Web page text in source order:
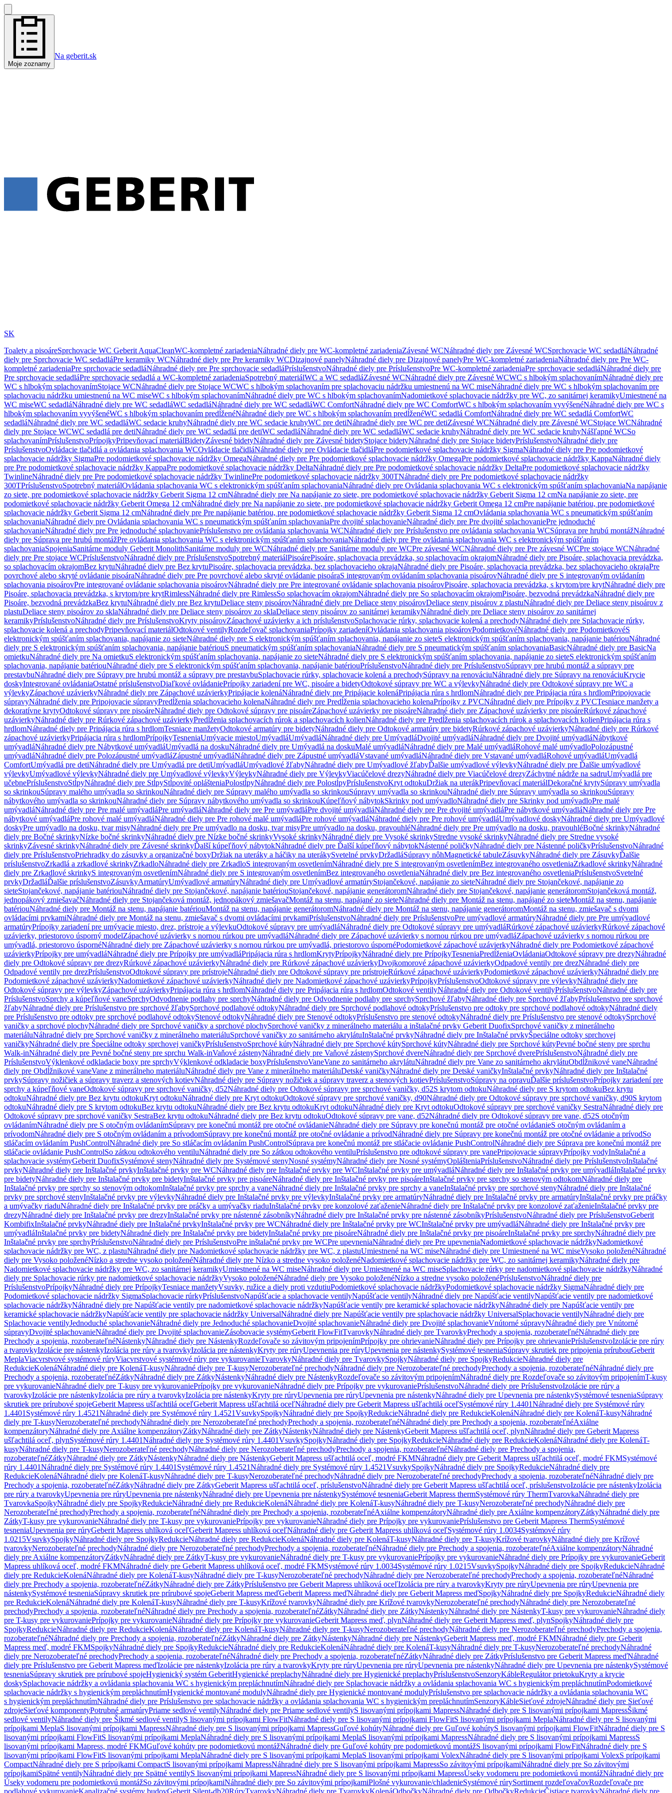
Moje zoznamy
Na geberit.sk
SK
Toalety a pisoáreSprchovacie WC Geberit AquaCleanWC-kompletné zariadeniaNáhradné diely pre WC-kompletné zariadeniaZávesné WCNáhradné diely pre Závesné WCSprchovacie WC sedadláNáhradné
diely pre Sprchovacie WC sedadláPre keramiky WCNáhradné diely pre Pre keramiky WCDizajnové panelyNáhradné diely pre Dizajnové panelyPre WC-kompletné zariadeniaNáhradné diely pre Pre WC-
kompletné zariadeniaPre sprchovacie sedadláNáhradné diely pre Pre sprchovacie sedadláPríslušenstvoNáhradné diely pre PríslušenstvoPre WC-kompletné zariadeniaPre sprchovacie sedadláNáhradné diely pre
Pre sprchovacie sedadláPre sprchovacie sedadlá a WC-kompletné zariadeniaSpotrebný materiálWC a WC sedadláZávesné WCNáhradné diely pre Závesné WCWC s hlbokým splachovanímNáhradné diely pre
WC s hlbokým splachovanímStojace WCNáhradné diely pre Stojace WCWC s hlbokým splachovaním pre splachovaciu nádržku umiestnenú na WC miseNáhradné diely pre WC s hlbokým splachovaním pre
splachovaciu nádržku umiestnenú na WC miseWC s hlbokým splachovanímNáhradné diely pre WC s hlbokým splachovanímNadomietkové splachovacie nádržky pre WC, zo sanitárnej keramikyUmiestnené na
WC miseWC sedadláNáhradné diely pre WC sedadláWC sedadláNáhradné diely pre WC sedadláWC ComfortNáhradné diely pre WC ComfortWC s hlbokým splachovaním vyvýšenéNáhradné diely pre WC s
hlbokým splachovaním vyvýšenéWC s hlbokým splachovaním predĺženéNáhradné diely pre WC s hlbokým splachovaním predĺženéWC sedadlá ComfortNáhradné diely pre WC sedadlá ComfortWC
sedadláNáhradné diely pre WC sedadláWC sedacie kruhyNáhradné diely pre WC sedacie kruhyWC pre detiNáhradné diely pre WC pre detiZávesné WCNáhradné diely pre Závesné WCStojace WCNáhradné
diely pre Stojace WCWC sedadlá pre detiNáhradné diely pre WC sedadlá pre detiWC sedadláNáhradné diely pre WC sedadláWC sedacie kruhyNáhradné diely pre WC sedacie kruhyNášľapné WCSo
splachovanímPríslušenstvoPrípojkyPripevňovací materiálBidetyZávesné bidetyNáhradné diely pre Závesné bidetyStojace bidetyNáhradné diely pre Stojace bidetyPríslušenstvoNáhradné diely pre
PríslušenstvoOvládacie tlačidlá a ovládania splachovania WCOvládacie tlačidláNáhradné diely pre Ovládacie tlačidláPre podomietkové splachovacie nádržky SigmaNáhradné diely pre Pre podomietkové
splachovacie nádržky SigmaPre podomietkové splachovacie nádržky OmegaNáhradné diely pre Pre podomietkové splachovacie nádržky OmegaPre podomietkové splachovacie nádržky KappaNáhradné diely
pre Pre podomietkové splachovacie nádržky KappaPre podomietkové splachovacie nádržky DeltaNáhradné diely pre Pre podomietkové splachovacie nádržky DeltaPre podomietkové splachovacie nádržky
TwinlineNáhradné diely pre Pre podomietkové splachovacie nádržky TwinlinePre podomietkové splachovacie nádržky 300TNáhradné diely pre Pre podomietkové splachovacie nádržky
300TPríslušenstvoSpotrebný materiálOvládania splachovania WC s elektronickým spúšťaním splachovaniaNáhradné diely pre Ovládania splachovania WC s elektronickým spúšťaním splachovaniaNa napájanie
zo siete, pre podomietkové splachovacie nádržky Geberit Sigma 12 cmNáhradné diely pre Na napájanie zo siete, pre podomietkové splachovacie nádržky Geberit Sigma 12 cmNa napájanie zo siete, pre
podomietkové splachovacie nádržky Geberit Omega 12 cmNáhradné diely pre Na napájanie zo siete, pre podomietkové splachovacie nádržky Geberit Omega 12 cmPre napájanie batériou, pre podomietkové
splachovacie nádržky Geberit Sigma 12 cmNáhradné diely pre Pre napájanie batériou, pre podomietkové splachovacie nádržky Geberit Sigma 12 cmOvládania splachovania WC s pneumatickým spúšťaním
splachovaniaNáhradné diely pre Ovládania splachovania WC s pneumatickým spúšťaním splachovaniaPre dvojité splachovanieNáhradné diely pre Pre dvojité splachovaniePre jednoduché
splachovanieNáhradné diely pre Pre jednoduché splachovaniePríslušenstvo pre ovládania splachovania WCNáhradné diely pre Príslušenstvo pre ovládania splachovania WCSúprava pre hrubú montážNáhradné
diely pre Súprava pre hrubú montážPre ovládania splachovania WC s elektronickým spúšťaním splachovaniaNáhradné diely pre Pre ovládania splachovania WC s elektronickým spúšťaním
splachovaniaSpojeniaSanitárne moduly Geberit MonolithSanitárne moduly pre WCNáhradné diely pre Sanitárne moduly pre WCPre závesné WCNáhradné diely pre Pre závesné WCPre stojace WCNáhradné
diely pre Pre stojace WCPríslušenstvoNáhradné diely pre PríslušenstvoSpotrebný materiálPisoárePisoáre, splachovacia prevádzka, so splachovacím okrajomNáhradné diely pre Pisoáre, splachovacia prevádzka,
so splachovacím okrajomBez krytuNáhradné diely pre Bez krytuPisoáre, splachovacia prevádzka, bez splachovacieho okrajaNáhradné diely pre Pisoáre, splachovacia prevádzka, bez splachovacieho okrajaPre
povrchové alebo skryté ovládanie pisoáraNáhradné diely pre Pre povrchové alebo skryté ovládanie pisoáraS integrovaným ovládaním splachovania pisoárovNáhradné diely pre S integrovaným ovládaním
splachovania pisoárovPre integrované ovládanie splachovania pisoárovNáhradné diely pre Pre integrované ovládanie splachovania pisoárovPisoáre, splachovacia prevádzka, s krytom/pre krytNáhradné diely pre
Pisoáre, splachovacia prevádzka, s krytom/pre krytRimlessNáhradné diely pre RimlessSo splachovacím okrajomNáhradné diely pre So splachovacím okrajomPisoáre, bezvodná prevádzkaNáhradné diely pre
Pisoáre, bezvodná prevádzkaBez krytuNáhradné diely pre Bez krytuDeliace steny pisoárovNáhradné diely pre Deliace steny pisoárovDeliace steny pisoárov z plastuNáhradné diely pre Deliace steny pisoárov z
plastuDeliace steny pisoárov zo sklaNáhradné diely pre Deliace steny pisoárov zo sklaDeliace steny pisoárov zo sanitárnej keramikyNáhradné diely pre Deliace steny pisoárov zo sanitárnej
keramikyPríslušenstvoNáhradné diely pre PríslušenstvoKryty pisoárovZápachové uzávierky a ich príslušenstvoSplachovacie rúrky, splachovacie kolená a prechodyNáhradné diely pre Splachovacie rúrky,
splachovacie kolená a prechodyPripevňovací materiálOdtokové ventilyRozdeľovač splachovaniaPrípojky zariadeníOvládania splachovania pisoárovPodomietkovéNáhradné diely pre PodomietkovéS
elektronickým spúšťaním splachovania, napájanie zo sieteNáhradné diely pre S elektronickým spúšťaním splachovania, napájanie zo sieteS elektronickým spúšťaním splachovania, napájanie batériouNáhradné
diely pre S elektronickým spúšťaním splachovania, napájanie batériouS pneumatickým spúšťaním splachovaniaNáhradné diely pre S pneumatickým spúšťaním splachovaniaBasicNáhradné diely pre BasicNa
omietkuNáhradné diely pre Na omietkuS elektronickým spúšťaním splachovania, napájanie zo sieteNáhradné diely pre S elektronickým spúšťaním splachovania, napájanie zo sieteS elektronickým spúšťaním
splachovania, napájanie batériouNáhradné diely pre S elektronickým spúšťaním splachovania, napájanie batériouPríslušenstvoNáhradné diely pre PríslušenstvoSúpravy pre hrubú montáž a súpravy pre
prestavbuNáhradné diely pre Súpravy pre hrubú montáž a súpravy pre prestavbuSplachovacie rúrky, splachovacie kolená a prechodySúpravy na renováciuNáhradné diely pre Súpravy na renováciuKrycie
doskyIntegrované ovládaniaOstatné príslušenstvoDiaľkové ovládaniePrípojky zariadení pre WC, pisoáre a bidetyOdtokové súpravy pre WC a výlevkyNáhradné diely pre Odtokové súpravy pre WC a
výlevkyZápachové uzávierkyNáhradné diely pre Zápachové uzávierkyPripájacie kolenáNáhradné diely pre Pripájacie kolenáPripájacia rúra s hrdlomNáhradné diely pre Pripájacia rúra s hrdlomPripojovacie
súpravyNáhradné diely pre Pripojovacie súpravyPredĺženia splachovacieho kolenaNáhradné diely pre Predĺženia splachovacieho kolenaPrípojky z PVCNáhradné diely pre Prípojky z PVCTesniace manžety a
dekoratívne krytyOdtokové súpravy pre pisoáreNáhradné diely pre Odtokové súpravy pre pisoáreZápachové uzávierky pre pisoáreNáhradné diely pre Zápachové uzávierky pre pisoáreRúrkové zápachové
uzávierkyNáhradné diely pre Rúrkové zápachové uzávierkyPredĺženia splachovacích rúrok a splachovacích kolienNáhradné diely pre Predĺženia splachovacích rúrok a splachovacích kolienPripájacia rúra s
hrdlomNáhradné diely pre Pripájacia rúra s hrdlomTesniace manžetyOdtokové armatúry pre bidetyNáhradné diely pre Odtokové armatúry pre bidetyRúrkové zápachové uzávierkyNáhradné diely pre Rúrkové
zápachové uzávierkyPripájacia rúra s hrdlomPrípojkyTesneniaUmývacie miestoUmývadláUmývadláNáhradné diely pre UmývadláDvojité umývadláNáhradné diely pre Dvojité umývadláNábytkové
umývadláNáhradné diely pre Nábytkové umývadláUmývadlá na doskuNáhradné diely pre Umývadlá na doskuMalé umývadláNáhradné diely pre Malé umývadláRohové malé umývadloPolozápustné
umývadláNáhradné diely pre Polozápustné umývadláZápustné umývadláNáhradné diely pre Zápustné umývadláVstavané umývadláNáhradné diely pre Vstavané umývadláRohové umývadláUmývadlá
ComfortUmývadlá pre detiNáhradné diely pre Umývadlá pre detiUmývadláUmývadlové žľabyNáhradné diely pre Umývadlové žľabyĎalšie umývadlové výlevkyNáhradné diely pre Ďalšie umývadlové
výlevkyUmývadlové výlevkyNáhradné diely pre Umývadlové výlevkyVýlevkyNáhradné diely pre VýlevkyViacúčelové drezyNáhradné diely pre Viacúčelové drezyZáchytné nádrže na sadruUmývadlá pre
učebnePríslušenstvoStĺpyNáhradné diely pre StĺpyStĺpovité oplášteniaPolostĺpyNáhradné diely pre PolostĺpyPríslušenstvoKryt odtokuDržiak na uterákPripevňovací materiálDekoračné krytySúpravy umývadla
so skrinkouSúpravy malého umývadla so skrinkouNáhradné diely pre Súpravy malého umývadla so skrinkouSúpravy umývadla so skrinkouNáhradné diely pre Súpravy umývadla so skrinkouSúpravy
nábytkového umývadla so skrinkouNáhradné diely pre Súpravy nábytkového umývadla so skrinkouKúpeľňový nábytokSkrinky pod umývadloNáhradné diely pre Skrinky pod umývadloPre malé
umývadláNáhradné diely pre Pre malé umývadláPre umývadláNáhradné diely pre Pre umývadláPre dvojité umývadláNáhradné diely pre Pre dvojité umývadláPre nábytkové umývadláNáhradné diely pre Pre
nábytkové umývadláPre rohové malé umývadláNáhradné diely pre Pre rohové malé umývadláPre rohové umývadláNáhradné diely pre Pre rohové umývadláUmývadlové doskyNáhradné diely pre Umývadlové
doskyPre umývadlo na dosku, tvar misyNáhradné diely pre Pre umývadlo na dosku, tvar misyPre umývadlo na dosku, pravouhléNáhradné diely pre Pre umývadlo na dosku, pravouhléBočné skrinkyNáhradné
diely pre Bočné skrinkyNízke bočné skrinkyNáhradné diely pre Nízke bočné skrinkyVysoké skrinkyNáhradné diely pre Vysoké skrinkyStredne vysoké skrinkyNáhradné diely pre Stredne vysoké
skrinkyZávesné skrinkyNáhradné diely pre Závesné skrinkyĎalší kúpeľňový nábytokNáhradné diely pre Ďalší kúpeľňový nábytokNástenné poličkyNáhradné diely pre Nástenné poličkyPríslušenstvoNáhradné
diely pre PríslušenstvoPriehradky do zásuvky a organizačné boxyDržiak na uteráky a háčiky na uterákySvetelné prvkyDržadláSúpravy nôhMagnetické tabuleZásuvkyNáhradné diely pre ZásuvkyĎalšie
príslušenstvoZrkadlá a zrkadlové skrinkyZrkadloNáhradné diely pre ZrkadloS integrovaným osvetlenímNáhradné diely pre S integrovaným osvetlenímBez integrovaného osvetleniaZrkadlové skrinkyNáhradné
diely pre Zrkadlové skrinkyS integrovaným osvetlenímNáhradné diely pre S integrovaným osvetlenímBez integrovaného osvetleniaNáhradné diely pre Bez integrovaného osvetleniaPríslušenstvoSvetelné
prvkyDržadláĎalšie príslušenstvoZásuvkyArmatúryUmývadlové armatúryNáhradné diely pre Umývadlové armatúryStojančekové, napájanie zo sieteNáhradné diely pre Stojančekové, napájanie zo
sieteStojančekové, napájanie batériouNáhradné diely pre Stojančekové, napájanie batériouStojančekové, napájanie generátoromNáhradné diely pre Stojančekové, napájanie generátoromStojančeková montáž,
jednopákový zmiešavačNáhradné diely pre Stojančeková montáž, jednopákový zmiešavačMontáž na stenu, napájané zo sieteNáhradné diely pre Montáž na stenu, napájané zo sieteMontáž na stenu, napájanie
batériouNáhradné diely pre Montáž na stenu, napájanie batériouMontáž na stenu, napájanie generátoromNáhradné diely pre Montáž na stenu, napájanie generátoromMontáž na stenu, zmiešavač s dvomi
ovládacími prvkamiNáhradné diely pre Montáž na stenu, zmiešavač s dvomi ovládacími prvkamiPríslušenstvoNáhradné diely pre PríslušenstvoPre umývadlové armatúryNáhradné diely pre Pre umývadlové
armatúryPrípojky zariadení pre umývacie miesto, drez, prístroje a výlevkuOdtokové súpravy pre umývadláNáhradné diely pre Odtokové súpravy pre umývadláRúrkové zápachové uzávierkyRúrkové zápachové
uzávierky, priestorovo úsporný modelZápachové uzávierky s nornou rúrkou pre umývadláNáhradné diely pre Zápachové uzávierky s nornou rúrkou pre umývadláZápachové uzávierky s nornou rúrkou pre
umývadlá, priestorovo úspornéNáhradné diely pre Zápachové uzávierky s nornou rúrkou pre umývadlá, priestorovo úspornéPodomietkové zápachové uzávierkyNáhradné diely pre Podomietkové zápachové
uzávierkyPrípojky pre umývadláNáhradné diely pre Prípojky pre umývadláPripájacia rúra s hrdlomKrytyPrípojkyNáhradné diely pre PrípojkyTesneniaPredĺženiaOvládaniaOdtokové súpravy pre drezyNáhradné
diely pre Odtokové súpravy pre drezyRúrkové zápachové uzávierkyNáhradné diely pre Rúrkové zápachové uzávierkyDvojkomorové zápachové uzávierkyOdpadové ventily pre drezNáhradné diely pre
Odpadové ventily pre drezPríslušenstvoOdtokové súpravy pre prístrojeNáhradné diely pre Odtokové súpravy pre prístrojeRúrkové zápachové uzávierkyPodomietkové zápachové uzávierkyNáhradné diely pre
Podomietkové zápachové uzávierkyNadomietkové zápachové uzávierkyNáhradné diely pre Nadomietkové zápachové uzávierkyPrípojkyPríslušenstvoOdtokové súpravy pre výlevkyNáhradné diely pre
Odtokové súpravy pre výlevkyZápachové uzávierkyPripájacia rúra s hrdlomNáhradné diely pre Pripájacia rúra s hrdlomOdtokové ventilyNáhradné diely pre Odtokové ventilyPríslušenstvoNáhradné diely pre
PríslušenstvoSprchy a kúpeľňové vaneSprchyOdvodnenie podlahy pre sprchyNáhradné diely pre Odvodnenie podlahy pre sprchySprchové žľabyNáhradné diely pre Sprchové žľabyPríslušenstvo pre sprchové
žľabyNáhradné diely pre Príslušenstvo pre sprchové žľabySprchové podlahové odtokyNáhradné diely pre Sprchové podlahové odtokyPríslušenstvo pre odtoky pre sprchové podlahové odtokyNáhradné diely
pre Príslušenstvo pre odtoky pre sprchové podlahové odtokyStenové odtokyNáhradné diely pre Stenové odtokyPríslušenstvo pre stenové odtokyNáhradné diely pre Príslušenstvo pre stenové odtokySprchové
vaničky a sprchové plochyNáhradné diely pre Sprchové vaničky a sprchové plochySprchové vaničky z minerálneho materiálu a inštalačné prvky Geberit DuofixSprchové vaničky z minerálneho
materiáluNáhradné diely pre Sprchové vaničky z minerálneho materiáluSprchové vaničky zo sanitárneho akrylátuInštalačné prvkyNáhradné diely pre Inštalačné prvkyŠpeciálne odtoky sprchovej
vaničkyNáhradné diely pre Špeciálne odtoky sprchovej vaničkyPríslušenstvoSprchové kútyNáhradné diely pre Sprchové kútySprchové kútyNáhradné diely pre Sprchové kútyPevné bočné steny pre sprchu
Walk-inNáhradné diely pre Pevné bočné steny pre sprchu Walk-inVaňové zástenyNáhradné diely pre Vaňové zástenySprchové dvereNáhradné diely pre Sprchové dverePríslušenstvoNáhradné diely pre
PríslušenstvoVýklenkové odkladacie boxy pre sprchyVýklenkové odkladacie boxyPríslušenstvoVaneVane zo sanitárneho akrylátuNáhradné diely pre Vane zo sanitárneho akrylátuObdĺžnikové vaneNáhradné
diely pre Obdĺžnikové vaneVane z minerálneho materiáluNáhradné diely pre Vane z minerálneho materiáluDetské vaničkyNáhradné diely pre Detské vaničkyInštalačné prvkyNáhradné diely pre Inštalačné
prvkySúpravy nožičiek a súpravy traverz a stenových kotievNáhradné diely pre Súpravy nožičiek a súpravy traverz a stenových kotievPríslušenstvoSúpravy na opravuĎalšie príslušenstvoPrípojky zariadení pre
sprchy a kúpeľňové vaneOdtokové súpravy pre sprchové vaničky, d52Náhradné diely pre Odtokové súpravy pre sprchové vaničky, d52S krytom odtokuNáhradné diely pre S krytom odtokuBez krytu
odtokuNáhradné diely pre Bez krytu odtokuKryt odtokuNáhradné diely pre Kryt odtokuOdtokové súpravy pre sprchové vaničky, d90Náhradné diely pre Odtokové súpravy pre sprchové vaničky, d90S krytom
odtokuNáhradné diely pre S krytom odtokuBez krytu odtokuNáhradné diely pre Bez krytu odtokuKryt odtokuNáhradné diely pre Kryt odtokuOdtokové súpravy pre sprchové vaničky SestraNáhradné diely pre
Odtokové súpravy pre sprchové vaničky SestraBez krytu odtokuNáhradné diely pre Bez krytu odtokuOdtokové súpravy pre vane, d52Náhradné diely pre Odtokové súpravy pre vane, d52S otočným
ovládanímNáhradné diely pre S otočným ovládanímSúpravy pre konečnú montáž pre otočné ovládanieNáhradné diely pre Súpravy pre konečnú montáž pre otočné ovládanieS otočným ovládaním a
prívodomNáhradné diely pre S otočným ovládaním a prívodomSúpravy pre konečnú montáž pre otočné ovládanie a prívodNáhradné diely pre Súpravy pre konečnú montáž pre otočné ovládanie a prívodSo
stláčacím ovládaním PushControlNáhradné diely pre So stláčacím ovládaním PushControlSúprava pre konečnú montáž pre stláčacie ovládanie PushControlNáhradné diely pre Súprava pre konečnú montáž pre
stláčacie ovládanie PushControlSo zátkou odtokového ventiluNáhradné diely pre So zátkou odtokového ventiluPríslušenstvo pre odtokové súpravy pre vanePripojovacie súpravyPrípojky vodyInštalačné a
splachovacie systémyGeberit DuofixSystémové stenyNáhradné diely pre Systémové stenyNosné systémyNáhradné diely pre Nosné systémyOplášteniaPríslušenstvoNáhradné diely pre PríslušenstvoInštalačné
prvkyNáhradné diely pre Inštalačné prvkyInštalačné prvky pre WCNáhradné diely pre Inštalačné prvky pre WCInštalačné prvky pre umývadláNáhradné diely pre Inštalačné prvky pre umývadláInštalačné prvky
pre bidetyNáhradné diely pre Inštalačné prvky pre bidetyInštalačné prvky pre pisoáreNáhradné diely pre Inštalačné prvky pre pisoáreInštalačné prvky pre sprchy so stenovým odtokomNáhradné diely pre
Inštalačné prvky pre sprchy so stenovým odtokomInštalačné prvky pre sprchy a vaneNáhradné diely pre Inštalačné prvky pre sprchy a vaneInštalačné prvky pre sprchové stenyNáhradné diely pre Inštalačné
prvky pre sprchové stenyInštalačné prvky pre výlevkyNáhradné diely pre Inštalačné prvky pre výlevkyInštalačné prvky pre armatúryNáhradné diely pre Inštalačné prvky pre armatúryInštalačné prvky pre práčky
a umývačky riaduNáhradné diely pre Inštalačné prvky pre práčky a umývačky riaduInštalačné prvky pre konzolové zaťaženieNáhradné diely pre Inštalačné prvky pre konzolové zaťaženieInštalačné prvky pre
drezyNáhradné diely pre Inštalačné prvky pre drezyInštalačné prvky pre nástenné zásobníkyNáhradné diely pre Inštalačné prvky pre nástenné zásobníkyPríslušenstvoNáhradné diely pre PríslušenstvoGeberit
KombifixInštalačné prvkyNáhradné diely pre Inštalačné prvkyInštalačné prvky pre WCNáhradné diely pre Inštalačné prvky pre WCInštalačné prvky pre umývadláNáhradné diely pre Inštalačné prvky pre
umývadláInštalačné prvky pre bidetyNáhradné diely pre Inštalačné prvky pre bidetyInštalačné prvky pre pisoáreNáhradné diely pre Inštalačné prvky pre pisoáreInštalačné prvky pre sprchyNáhradné diely pre
Inštalačné prvky pre sprchyPríslušenstvoNáhradné diely pre PríslušenstvoPre inštalačné prvky pre WCPre upevneniaNáhradné diely pre Pre upevneniaNadomietkové splachovacie nádržkyNadomietkové
splachovacie nádržky pre WC, z plastuNáhradné diely pre Nadomietkové splachovacie nádržky pre WC, z plastuUmiestnené na WC miseNáhradné diely pre Umiestnené na WC miseVysoko položenéNáhradné
diely pre Vysoko položenéNízko a stredne vysoko položenéNáhradné diely pre Nízko a stredne vysoko položenéNadomietkové splachovacie nádržky pre WC, zo sanitárnej keramikyNáhradné diely pre
Nadomietkové splachovacie nádržky pre WC, zo sanitárnej keramikyUmiestnené na WC miseNáhradné diely pre Umiestnené na WC miseSplachovacie rúrky pre nadomietkové splachovacie nádržkyNáhradné
diely pre Splachovacie rúrky pre nadomietkové splachovacie nádržkyVysoko položenéNáhradné diely pre Vysoko položenéNízko a stredne vysoko položenéPríslušenstvoNáhradné diely pre
PríslušenstvoPrípojkyNáhradné diely pre PrípojkyTesniace manžetyVsuvky, ružice a diely proti vzdutiuPodomietkové splachovacie nádržkyPodomietkové splachovacie nádržky SigmaNáhradné diely pre
Podomietkové splachovacie nádržky SigmaSplachovacie rúrkyPríslušenstvoNapúšťacie a splachovacie ventilyNapúšťacie ventilyNáhradné diely pre Napúšťacie ventilyNapúšťacie ventily pre nadomietkové
splachovacie nádržkyNáhradné diely pre Napúšťacie ventily pre nadomietkové splachovacie nádržkyNapúšťacie ventily pre keramické splachovacie nádržkyNáhradné diely pre Napúšťacie ventily pre
keramické splachovacie nádržkyNapúšťacie ventily pre splachovacie nádržky UniversalNáhradné diely pre Napúšťacie ventily pre splachovacie nádržky UniversalSplachovacie ventilyNáhradné diely pre
Splachovacie ventilyJednoduché splachovanieNáhradné diely pre Jednoduché splachovanieDvojité splachovanieNáhradné diely pre Dvojité splachovanieVnútorné súpravyNáhradné diely pre Vnútorné
súpravyDvojité splachovanieNáhradné diely pre Dvojité splachovanieZásobovacie systémyGeberit FlowFitTvarovkyNáhradné diely pre TvarovkyPrechody a spojenia, rozoberateľnéNáhradné diely pre
Prechody a spojenia, rozoberateľnéNástenkyNáhradné diely pre NástenkyRozdeľovače so závitovým pripojenímPrípojky pre ohrievanieNáhradné diely pre Prípojky pre ohrievaniePríslušenstvoIzolácie pre rúry
a tvarovkyIzolácie pre nástenkyIzolácia pre rúry a tvarovkyIzolácia pre nástenkyKryty pre rúryUpevnenia pre rúryUpevnenia pre nástenkySystémové tesneniaSúpravy skrutiek pre pripojenia prírubouGeberit
MeplaViacvrstvové systémové rúryViacvrstvové systémové rúry pre vykurovanieTvarovkyNáhradné diely pre TvarovkySpojkyNáhradné diely pre SpojkyRedukcieNáhradné diely pre
RedukcieKolenáNáhradné diely pre KolenáT-kusyNáhradné diely pre T-kusyNerozoberateľné prechodyNáhradné diely pre Nerozoberateľné prechodyPrechody a spojenia, rozoberateľnéNáhradné diely pre
Prechody a spojenia, rozoberateľnéZátkyNáhradné diely pre ZátkyNástenkyNáhradné diely pre NástenkyRozdeľovače so závitovým pripojenímNáhradné diely pre Rozdeľovače so závitovým pripojenímT-kusy
pre vykurovanieNáhradné diely pre T-kusy pre vykurovaniePrípojky pre vykurovanieNáhradné diely pre Prípojky pre vykurovaniePríslušenstvoNáhradné diely pre PríslušenstvoIzolácie pre rúry a
tvarovkyIzolácie pre nástenkyIzolácia pre rúry a tvarovkyIzolácia pre nástenkyKryty pre rúryUpevnenia pre rúryUpevnenia pre nástenkyNáhradné diely pre Upevnenia pre nástenkySystémové tesneniaSúpravy
skrutiek pre prírubové spojeGeberit Mapress ušľachtilá oceľGeberit Mapress ušľachtilá oceľNáhradné diely pre Geberit Mapress ušľachtilá oceľSystémové rúry 1.4401Náhradné diely pre Systémové rúry
1.4401 Systémové rúry 1.4521Náhradné diely pre Systémové rúry 1.4521VsuvkySpojkyNáhradné diely pre SpojkyRedukcieNáhradné diely pre RedukcieKolenáNáhradné diely pre KolenáT-kusyNáhradné
diely pre T-kusyNerozoberateľné prechodyNáhradné diely pre Nerozoberateľné prechodyPrechody a spojenia, rozoberateľnéNáhradné diely pre Prechody a spojenia, rozoberateľnéAxiálne
kompenzátoryNáhradné diely pre Axiálne kompenzátoryZátkyNáhradné diely pre ZátkyNástenkyNáhradné diely pre NástenkyGeberit Mapress ušľachtilá oceľ, plynNáhradné diely pre Geberit Mapress
ušľachtilá oceľ, plynSystémové rúry 1.4401Náhradné diely pre Systémové rúry 1.4401VsuvkySpojkyNáhradné diely pre SpojkyRedukcieNáhradné diely pre RedukcieKolenáNáhradné diely pre KolenáT-
kusyNáhradné diely pre T-kusyNerozoberateľné prechodyNáhradné diely pre Nerozoberateľné prechodyPrechody a spojenia, rozoberateľnéNáhradné diely pre Prechody a spojenia,
rozoberateľnéZátkyNáhradné diely pre ZátkyNástenkyNáhradné diely pre NástenkyGeberit Mapress ušľachtilá oceľ, modré FKMNáhradné diely pre Geberit Mapress ušľachtilá oceľ, modré FKMSystémové
rúry 1.4401Náhradné diely pre Systémové rúry 1.4401 Systémové rúry 1.4521Náhradné diely pre Systémové rúry 1.4521VsuvkySpojkyNáhradné diely pre SpojkyRedukcieNáhradné diely pre
RedukcieKolenáNáhradné diely pre KolenáT-kusyNáhradné diely pre T-kusyNerozoberateľné prechodyNáhradné diely pre Nerozoberateľné prechodyPrechody a spojenia, rozoberateľnéNáhradné diely pre
Prechody a spojenia, rozoberateľnéZátkyNáhradné diely pre ZátkyGeberit Mapress ušľachtilá oceľ, príslušenstvoNáhradné diely pre Geberit Mapress ušľachtilá oceľ, príslušenstvoIzolácie pre nástenkyIzolácia
pre rúry a tvarovkyUpevnenia pre rúryUpevnenia pre nástenkyNáhradné diely pre Upevnenia pre nástenkySystémové tesneniaGeberit Mapress thermSystémové rúry ThermTvarovkaNáhradné diely pre
TvarovkaSpojkyNáhradné diely pre SpojkyRedukcieNáhradné diely pre RedukcieKolenáNáhradné diely pre KolenáT-kusyNáhradné diely pre T-kusyNerozoberateľné prechodyNáhradné diely pre
Nerozoberateľné prechodyPrechody a spojenia, rozoberateľnéNáhradné diely pre Prechody a spojenia, rozoberateľnéAxiálne kompenzátoryNáhradné diely pre Axiálne kompenzátoryZátkyNáhradné diely pre
ZátkyT-kusy pre vykurovanieNáhradné diely pre T-kusy pre vykurovaniePrípojky pre vykurovanieNáhradné diely pre Prípojky pre vykurovaniePríslušenstvo pre Geberit Mapress ThermSystémové
tesneniaUpevnenia pre rúryGeberit Mapress uhlíková oceľGeberit Mapress uhlíková oceľNáhradné diely pre Geberit Mapress uhlíková oceľSystémové rúry 1.0034Systémové rúry
1.0215VsuvkySpojkyNáhradné diely pre SpojkyRedukcieNáhradné diely pre RedukcieKolenáNáhradné diely pre KolenáT-kusyNáhradné diely pre T-kusyKrížové tvarovkyNáhradné diely pre Krížové
tvarovkyNerozoberateľné prechodyNáhradné diely pre Nerozoberateľné prechodyPrechody a spojenia, rozoberateľnéNáhradné diely pre Prechody a spojenia, rozoberateľnéAxiálne kompenzátoryNáhradné
diely pre Axiálne kompenzátoryZátkyNáhradné diely pre ZátkyT-kusy pre vykurovanieNáhradné diely pre T-kusy pre vykurovaniePrípojky pre vykurovanieNáhradné diely pre Prípojky pre vykurovanieGeberit
Mapress uhlíková oceľ, modré FKMNáhradné diely pre Geberit Mapress uhlíková oceľ, modré FKMSystémové rúry 1.0034Systémové rúry 1.0215VsuvkySpojkyNáhradné diely pre SpojkyRedukcieNáhradné
diely pre RedukcieKolenáNáhradné diely pre KolenáT-kusyNáhradné diely pre T-kusyNerozoberateľné prechodyNáhradné diely pre Nerozoberateľné prechodyPrechody a spojenia, rozoberateľnéNáhradné
diely pre Prechody a spojenia, rozoberateľnéZátkyNáhradné diely pre ZátkyPríslušenstvo pre Geberit Mapress uhlíková oceľIzolácia pre rúry a tvarovkyKryty pre rúryUpevnenia pre rúryUpevnenia pre
nástenkySystémové tesneniaSúpravy skrutiek pre prírubové spojeGeberit Mapress meďGeberit Mapress meďNáhradné diely pre Geberit Mapress meďSpojkyNáhradné diely pre SpojkyRedukcieNáhradné diely
pre RedukcieKolenáNáhradné diely pre KolenáT-kusyNáhradné diely pre T-kusyKrížové tvarovkyNáhradné diely pre Krížové tvarovkyNerozoberateľné prechodyNáhradné diely pre Nerozoberateľné
prechodyPrechody a spojenia, rozoberateľnéNáhradné diely pre Prechody a spojenia, rozoberateľnéZátkyNáhradné diely pre ZátkyNástenkyNáhradné diely pre NástenkyT-kusy pre vykurovanieNáhradné diely
pre T-kusy pre vykurovaniePrípojky pre vykurovanieNáhradné diely pre Prípojky pre vykurovanieGeberit Mapress meď, plynNáhradné diely pre Geberit Mapress meď, plynSpojkyNáhradné diely pre
SpojkyRedukcieNáhradné diely pre RedukcieKolenáNáhradné diely pre KolenáT-kusyNáhradné diely pre T-kusyNerozoberateľné prechodyNáhradné diely pre Nerozoberateľné prechodyPrechody a spojenia,
rozoberateľnéNáhradné diely pre Prechody a spojenia, rozoberateľnéZátkyNáhradné diely pre ZátkyNástenkyNáhradné diely pre NástenkyGeberit Mapress meď, modré FKMNáhradné diely pre Geberit
Mapress meď, modré FKMSpojkyNáhradné diely pre SpojkyRedukcieNáhradné diely pre RedukcieKolenáNáhradné diely pre KolenáT-kusyNáhradné diely pre T-kusyNerozoberateľné prechodyNáhradné
diely pre Nerozoberateľné prechodyPrechody a spojenia, rozoberateľnéNáhradné diely pre Prechody a spojenia, rozoberateľnéZátkyNáhradné diely pre ZátkyPríslušenstvo pre Geberit Mapress meďNáhradné
diely pre Príslušenstvo pre Geberit Mapress meďIzolácie pre nástenkyIzolácia pre rúry a tvarovkyKryty pre rúryUpevnenia pre rúryUpevnenia pre nástenkyNáhradné diely pre Upevnenia pre nástenkySystémové
tesneniaSúpravy skrutiek pre prírubové spojeHygienický systém GeberitHygienické preplachyNáhradné diely pre Hygienické preplachyPríslušenstvoSenzoryKábleRegulátor prietokuKryty a krycie
doskySplachovacie nádržky a ovládania splachovania WC s hygienickým prepláchnutímNáhradné diely pre Splachovacie nádržky a ovládania splachovania WC s hygienickým prepláchnutímPodomietkové
splachovacie nádržky s hygienickým prepláchnutímHygienické montované modulyNáhradné diely pre Hygienické montované modulyPríslušenstvo pre splachovacie nádržky a ovládania splachovania WC
s hygienickým prepláchnutímNáhradné diely pre Príslušenstvo pre splachovacie nádržky a ovládania splachovania WC s hygienickým prepláchnutímSenzoryKábleSieťové zdrojeNáhradné diely pre Sieťové
zdrojeSieťové komponentyPotrubné armatúryPriame sedlové ventilyNáhradné diely pre Priame sedlové ventilyS lisovanými prípojkami MapressNáhradné diely pre S lisovanými prípojkami MapressŠikmé
sedlové ventilyNáhradné diely pre Šikmé sedlové ventilyS lisovanými prípojkami FlowFitNáhradné diely pre S lisovanými prípojkami FlowFitS lisovanými prípojkami MeplaNáhradné diely pre S lisovanými
prípojkami MeplaS lisovanými prípojkami MapressNáhradné diely pre S lisovanými prípojkami MapressGuľové kohútyNáhradné diely pre Guľové kohútyS lisovanými prípojkami FlowFitNáhradné diely pre S
lisovanými prípojkami FlowFitS lisovanými prípojkami MeplaNáhradné diely pre S lisovanými prípojkami MeplaS lisovanými prípojkami MapressNáhradné diely pre S lisovanými prípojkami MapressS
lisovanými prípojkami Mapress, modré FKMGuľové kohúty pre podomietkovú montážNáhradné diely pre Guľové kohúty pre podomietkovú montážS lisovanými prípojkami FlowFitNáhradné diely pre S
lisovanými prípojkami FlowFitS lisovanými prípojkami MeplaNáhradné diely pre S lisovanými prípojkami MeplaS lisovanými prípojkami VolexNáhradné diely pre S lisovanými prípojkami VolexS prípojkami
CompactNáhradné diely pre S prípojkami CompactS lisovanými prípojkami MapressNáhradné diely pre S lisovanými prípojkami MapressSo závitovými prípojkamiNáhradné diely pre So závitovými
prípojkamiSpätné ventilyNáhradné diely pre Spätné ventilyS lisovanými prípojkami MapressNáhradné diely pre S lisovanými prípojkami MapressÚseky vodomeru pre podomietkovú montážNáhradné diely pre
Úseky vodomeru pre podomietkovú montážSo závitovými prípojkamiNáhradné diely pre So závitovými prípojkamiPlošné vykurovanie/chladenieSystémové rúrySortiment rozdeľovačovRozdeľovače pre
podlahové vykurovanieKanalizačné systémy budovGeberit Silent-db20RúryTvarovkyNáhradné diely pre TvarovkyKolenáOdbočkyNáhradné diely pre OdbočkyRedukcieČistiace tvarovkyNáhradné diely pre